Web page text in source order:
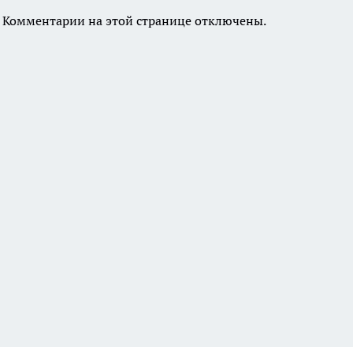
Комментарии на этой странице отключены.